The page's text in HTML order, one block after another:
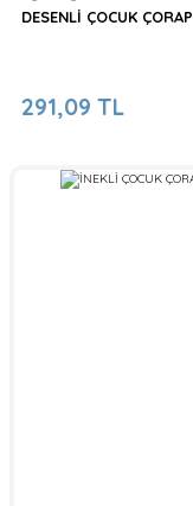
DESENLİ ÇOCUK ÇORAP
291,09 TL